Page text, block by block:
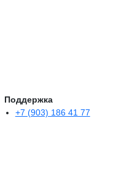
Поддержка
+7 (903) 186 41 77